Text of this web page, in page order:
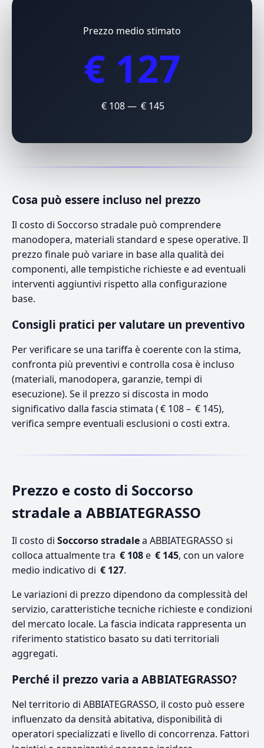
Prezzo medio stimato
€ 127
€ 108 — € 145
Cosa può essere incluso nel prezzo
Il costo di Soccorso stradale può comprendere
manodopera, materiali standard e spese operative. Il
prezzo finale può variare in base alla qualità dei
componenti, alle tempistiche richieste e ad eventuali
interventi aggiuntivi rispetto alla configurazione
base.
Consigli pratici per valutare un preventivo
Per verificare se una tariffa è coerente con la stima,
confronta più preventivi e controlla cosa è incluso
(materiali, manodopera, garanzie, tempi di
esecuzione). Se il prezzo si discosta in modo
significativo dalla fascia stimata ( € 108 – € 145),
verifica sempre eventuali esclusioni o costi extra.
Prezzo e costo di Soccorso
stradale a ABBIATEGRASSO
Il costo di Soccorso stradalea ABBIATEGRASSO si
colloca attualmente tra € 108e € 145, con un valore
medio indicativo di € 127.
Le variazioni di prezzo dipendono da complessità del
servizio, caratteristiche tecniche richieste e condizioni
del mercato locale. La fascia indicata rappresenta un
riferimento statistico basato su dati territoriali
aggregati.
Perché il prezzo varia a ABBIATEGRASSO?
Nel territorio di ABBIATEGRASSO, il costo può essere
influenzato da densità abitativa, disponibilità di
operatori specializzati e livello di concorrenza. Fattori